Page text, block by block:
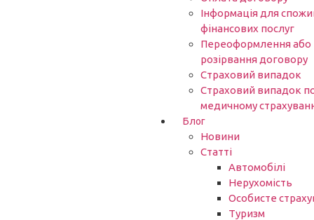
Інформація для
фінансових послуг
Переоформлення або
розірвання договору
Страховий випадок
Страховий випадок
медичному
Блог
Новини
Статті
Автомобілі
Нерухомість
Особисте
Туризм